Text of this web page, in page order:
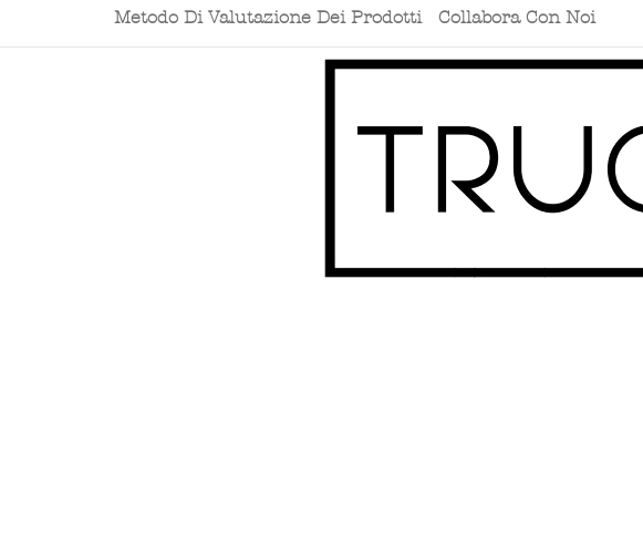
Metodo Di Valutazione Dei Prodotti Collabora Con Noi